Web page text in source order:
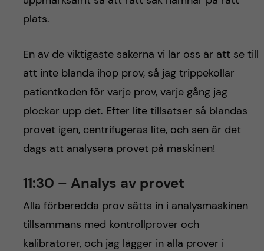
plats.
En av de viktigaste sakerna vi lär oss är att se till
att inte blanda ihop prov, så jag trippekollar
patientkoden för varje prov, varje gång jag
plockar upp det. Efter lite tillsatser så blandas
provet igen, centrifugeras lite, och sen är det
dags att analysera provet på maskinen!
11:30 – Analys av provet
Alla förberedda prov sätts in i analysmaskinen
tillsammans med kontrollprover och
kalibratorer, och jag lägger in alla prover i